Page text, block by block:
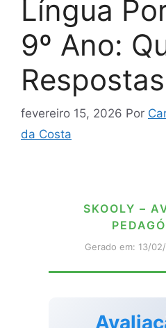
Língua
9º Ano:
Respostas
fevereiro 15, 2026 Por
da Costa
SKOOLY –
Gerado em: 13/